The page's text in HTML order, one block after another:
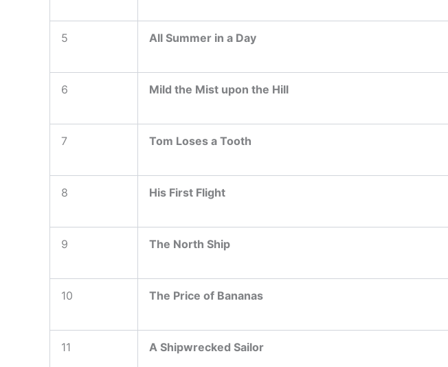
5 All Summer in a Day
6 Mild the Mist upon the Hill
7 Tom Loses a Tooth
8 His First Flight
9 The North Ship
10 The Price of Bananas
11 A Shipwrecked Sailor